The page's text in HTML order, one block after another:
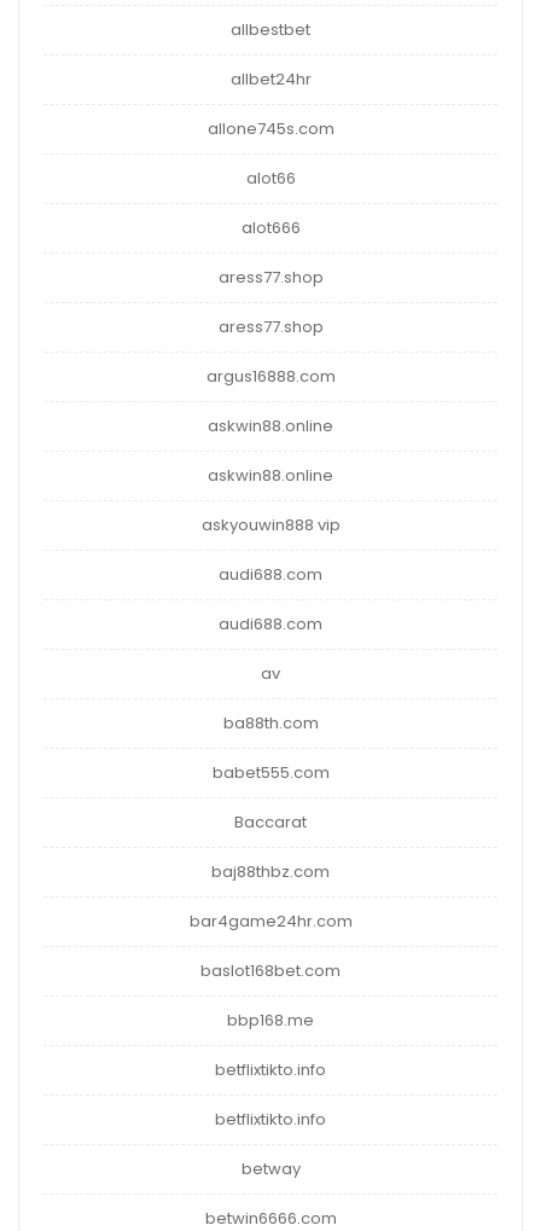
allbestbet
allbet24hr
allone745s.com
alot66
alot666
aress77.shop
aress77.shop
argus16888.com
askwin88.online
askwin88.online
askyouwin888 vip
audi688.com
audi688.com
av
ba88th.com
babet555.com
Baccarat
baj88thbz.com
bar4game24hr.com
baslot168bet.com
bbp168.me
betflixtikto.info
betflixtikto.info
betway
betwin6666.com